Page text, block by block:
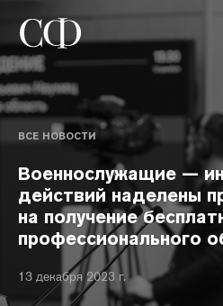
ВСЕ НОВОСТИ
Военнослужащие —
действий наделены
на получение
профессионального
13 декабря 2023 г.